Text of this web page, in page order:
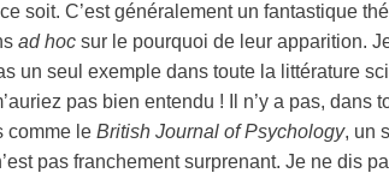
soit. C’est généralement un fantastique
ad hoc sur le pourquoi de leur apparition.
un seul exemple dans toute la littérature
pas bien entendu ! Il n’y a pas, dans
comme le British Journal of Psychology, un
pas franchement surprenant. Je ne dis